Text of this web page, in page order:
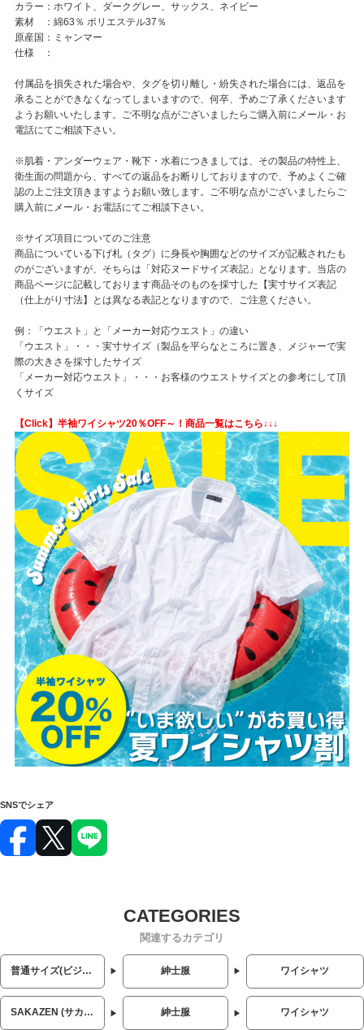
カラー：ホワイト、ダークグレー、サックス、ネイビー
素材 ：綿63％ ポリエステル37％
原産国：ミャンマー
仕様 ：
付属品を損失された場合や、タグを切り離し・紛失された場合には、返品を
承ることができなくなってしまいますので、何卒、予めご了承くださいます
ようお願いいたします。ご不明な点がございましたらご購入前にメール・お
電話にてご相談下さい。
※肌着・アンダーウェア・靴下・水着につきましては、その製品の特性上、
衛生面の問題から、すべての返品をお断りしておりますので、予めよくご確
認の上ご注文頂きますようお願い致します。ご不明な点がございましたらご
購入前にメール・お電話にてご相談下さい。
※サイズ項目についてのご注意
商品についている下げ札（タグ）に身長や胸囲などのサイズが記載されたも
のがございますが、そちらは「対応ヌードサイズ表記」となります。当店の
商品ページに記載しております商品そのものを採寸した【実寸サイズ表記
（仕上がり寸法】とは異なる表記となりますので、ご注意ください。
例：「ウエスト」と「メーカー対応ウエスト」の違い
「ウエスト」・・・実寸サイズ（製品を平らなところに置き、メジャーで実
際の大きさを採寸したサイズ
「メーカー対応ウエスト」・・・お客様のウエストサイズとの参考にして頂
くサイズ
【Click】半袖ワイシャツ20％OFF～！商品一覧はこちら↓↓↓
SNSでシェア
関連するカテゴリ
普通サイズ(ビジネス・カジュアル) 紳士服 ワイシャツ
SAKAZEN (サカゼン) 紳士服 ワイシャツ